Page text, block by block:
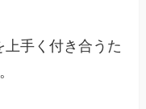
手く付き合うた